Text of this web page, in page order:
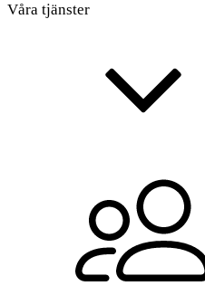
Våra tjänster